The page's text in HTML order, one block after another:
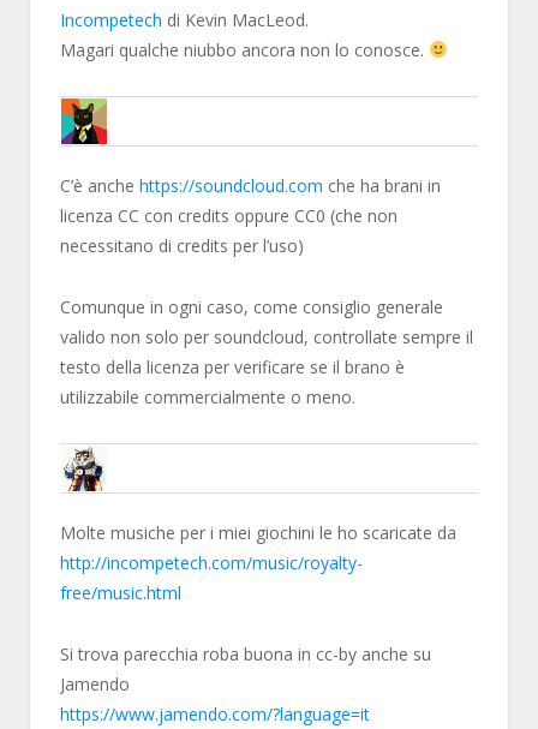
Incompetech di Kevin MacLeod.
Magari qualche niubbo ancora non lo conosce.
MARTY87
C’è anche https://soundcloud.com che ha brani in
licenza CC con credits oppure CC0 (che non
necessitano di credits per l’uso)
Comunque in ogni caso, come consiglio generale
valido non solo per soundcloud, controllate sempre il
testo della licenza per verificare se il brano è
utilizzabile commercialmente o meno.
DSOFT20
Molte musiche per i miei giochini le ho scaricate da
http://incompetech.com/music/royalty-
free/music.html
Si trova parecchia roba buona in cc-by anche su
Jamendo
https://www.jamendo.com/?language=it